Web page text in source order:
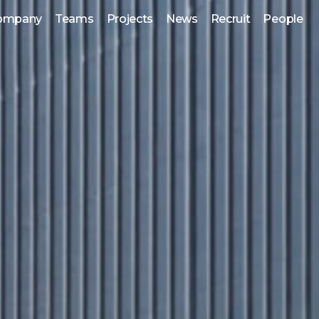
Teams Projects News Recruit People